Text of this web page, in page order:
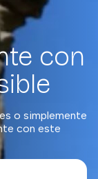
con
o simplemente
con este